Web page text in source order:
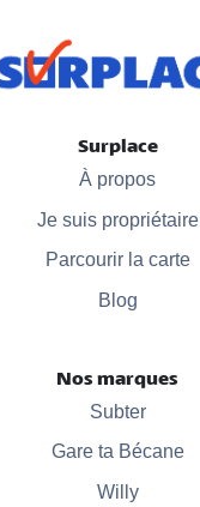
Surplace
À propos
Je suis propriétaire
Parcourir la carte
Blog
Nos marques
Subter
Gare ta Bécane
Willy